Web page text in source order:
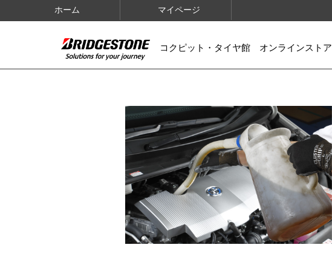
ホーム マイページ
コクピット・タイヤ館 オンラインストア
IMAGES